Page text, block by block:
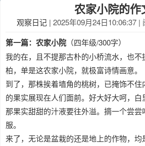
农家小院的作
观察日记| 2025年09月24日10:06:37 |
第一篇：农家小院 （四年级/300字）
我的在，且不提那古朴的小桥流水，也
柏，单是这农家小院，就极富诗情画意。
到了，那株挨着墙角的桃树，已掩饰不
的果实展现在人们面前。好大好大呵，
那果实甜甜的汁液要往外溢。摘一个尝尝
服。
来了，无论是盆栽的还是地上的作物，